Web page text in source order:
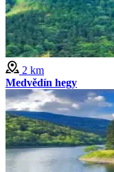
2 km
Medvědín hegy